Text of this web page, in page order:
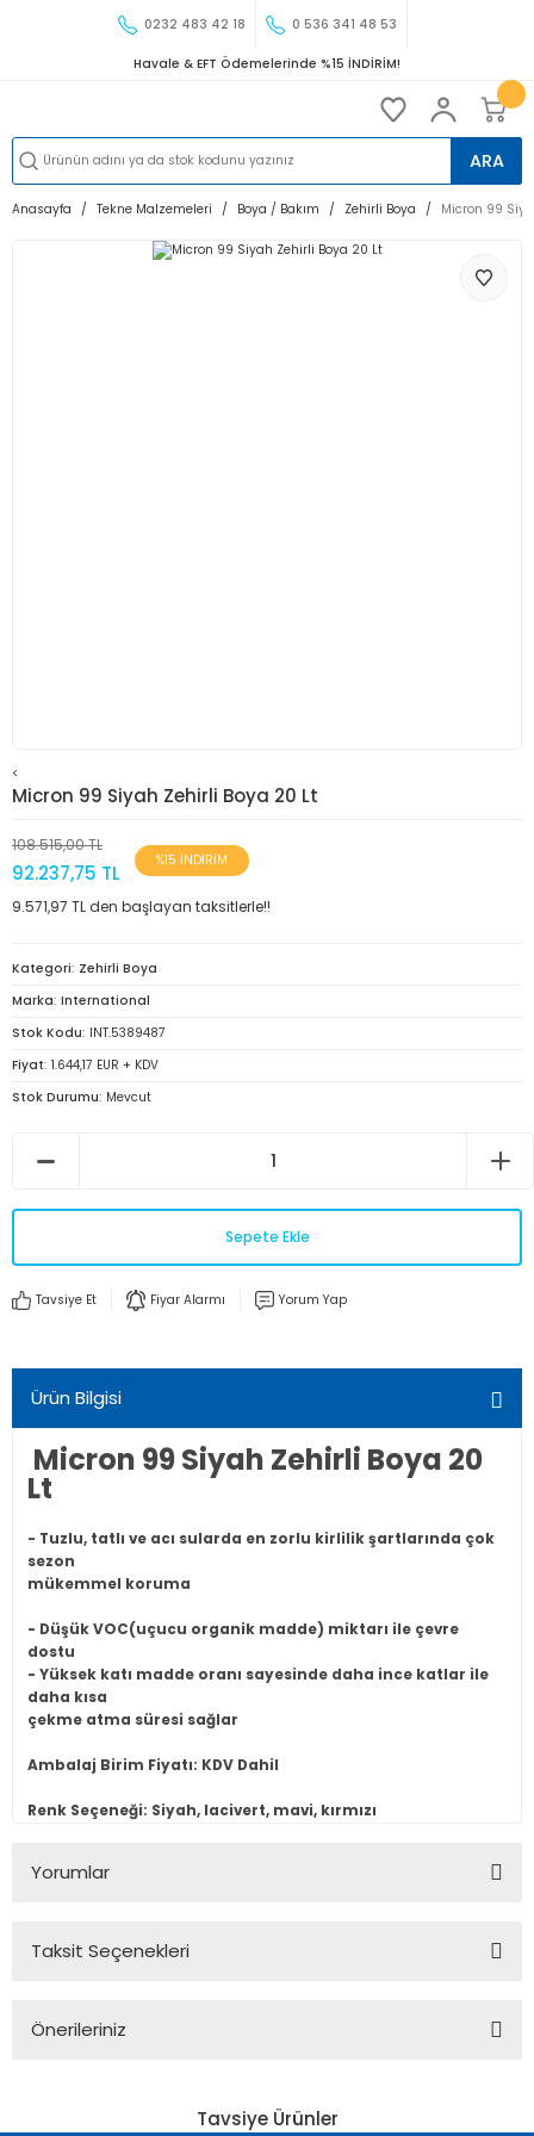
0232 483 42 18 0 536 341 48 53
Havale & EFT Ödemelerinde %15 İNDİRİM!
ARA
Anasayfa Tekne Malzemeleri Boya / Bakım Zehirli Boya Micron 99
<
Micron 99 Siyah Zehirli Boya 20 Lt
108.515,00 TL
92.237,75 TL
%15 İNDİRİM
9.571,97 TL den başlayan taksitlerle!!
Kategori Zehirli Boya
Marka International
Stok Kodu INT.5389487
Fiyat 1.644,17 EUR + KDV
Stok Durumu Mevcut
Sepete Ekle
Tavsiye Et Fiyar Alarmı Yorum Yap
Ürün Bilgisi
Micron 99 Siyah Zehirli Boya 20
Lt
- Tuzlu, tatlı ve acı sularda en zorlu kirlilik şartlarında çok
sezon
mükemmel koruma
- Düşük VOC(uçucu organik madde) miktarı ile çevre
dostu
- Yüksek katı madde oranı sayesinde daha ince katlar ile
daha kısa
çekme atma süresi sağlar
Ambalaj Birim Fiyatı: KDV Dahil
Renk Seçeneği: Siyah, lacivert, mavi, kırmızı
Yorumlar
Taksit Seçenekleri
Önerileriniz
konularda yetersiz gördüğünüz noktaları öneri formunu
Tavsiye Ürünler